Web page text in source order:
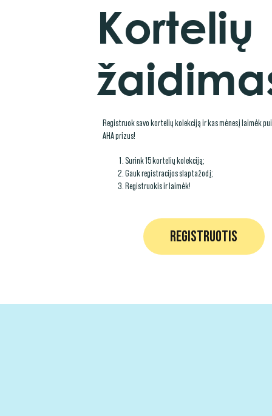
Kortelių
Registruok savo kortelių kolekciją ir kas mėnesį laimėk
AHA prizus!
Surink 15 kortelių kolekciją;
Gauk registracijos slaptažodį;
Registruokis ir laimėk!
REGISTRUOTIS